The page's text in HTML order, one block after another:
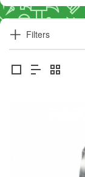
Filters